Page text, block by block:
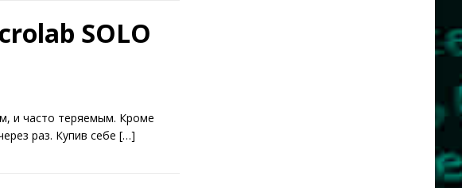
SOLO
и часто теряемым. Кроме
раз. Купив себе […]